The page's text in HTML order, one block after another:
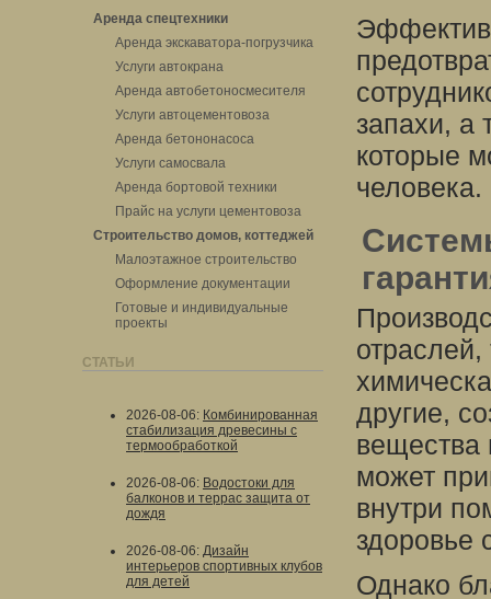
Аренда спецтехники
Аренда экскаватора-погрузчика
Услуги автокрана
Аренда автобетоносмесителя
Услуги автоцементовоза
Аренда бетононасоса
Услуги самосвала
Аренда бортовой техники
Прайс на услуги цементовоза
Строительство домов, коттеджей
Малоэтажное строительство
Оформление документации
Готовые и индивидуальные
проекты
СТАТЬИ
2026-08-06: Комбинированная
стабилизация древесины с
термообработкой
2026-08-06: Водостоки для
балконов и террас защита от
дождя
2026-08-06: Дизайн
интерьеров спортивных клубов
для детей
запахи, а
которые
человека.
другие,
вещества
может
внутри
здоровье
Однако